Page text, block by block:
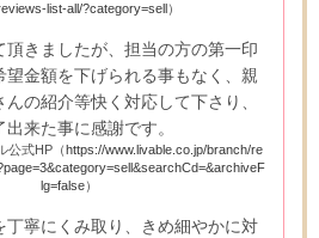
list-all/?category=sell ）
頂きましたが、担当の方の第一印
望金額を下げられる事もなく、親
の紹介等快く対応して下さり、
来た事に感謝です。
公式HP（ https://www.livable.co.jp/branch/re
lg=false）
丁寧にくみ取り、きめ細やかに対